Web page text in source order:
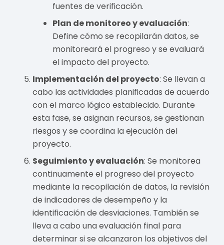
fuentes de verificación.
Plan de monitoreo y evaluación:
Define cómo se recopilarán datos, se
monitoreará el progreso y se evaluará
el impacto del proyecto.
Implementación del proyecto: Se llevan a
cabo las actividades planificadas de acuerdo
con el marco lógico establecido. Durante
esta fase, se asignan recursos, se gestionan
riesgos y se coordina la ejecución del
proyecto.
Seguimiento y evaluación: Se monitorea
continuamente el progreso del proyecto
mediante la recopilación de datos, la revisión
de indicadores de desempeño y la
identificación de desviaciones. También se
lleva a cabo una evaluación final para
determinar si se alcanzaron los objetivos del